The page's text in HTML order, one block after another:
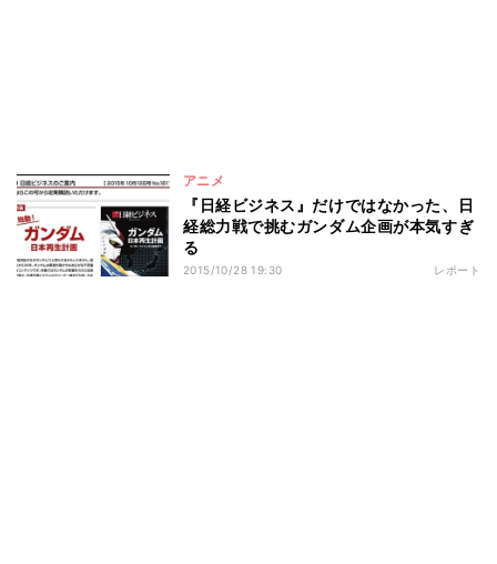
アニメ
『日経ビジネス』だけではなかった、日
経総力戦で挑むガンダム企画が本気すぎ
る
2015/10/28 19:30 レポート